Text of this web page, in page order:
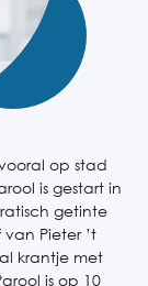
op stad
is gestart in
getinte
Pieter ’t
krantje met
is op 10